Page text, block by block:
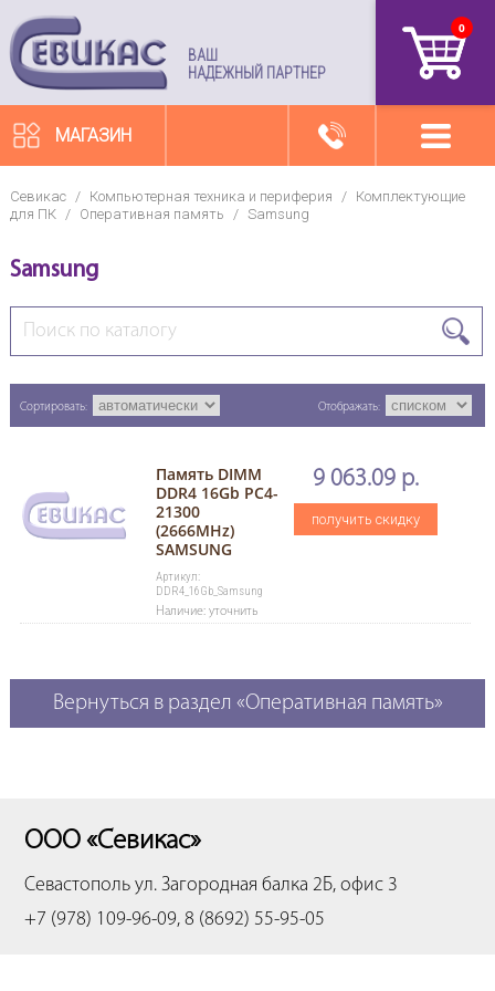
ВАШ
НАДЕЖНЫЙ ПАРТНЕР
0
МАГАЗИН
Севикас / Компьютерная техника и периферия /
Комплектующие
для ПК / Оперативная память / Samsung
Samsung
Сортировать: Отображать:
Память DIMM
DDR4 16Gb PC4-
21300
(2666MHz)
SAMSUNG
Артикул:
DDR4_16Gb_Samsung
Наличие: уточнить
9 063.09 р.
получить скидку
Вернуться в раздел «Оперативная память»
ООО «Севикас»
Севастополь ул. Загородная балка 2Б, офис 3
+7 (978) 109-96-09, 8 (8692) 55-95-05